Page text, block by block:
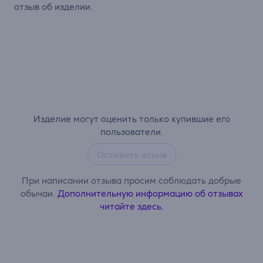
Изделие могут оценить только купившие его
пользователи.
При написании отзыва просим соблюдать добрые
обычаи. Дополнительную информацию об отзывах
читайте здесь.
отзыв об изделии.